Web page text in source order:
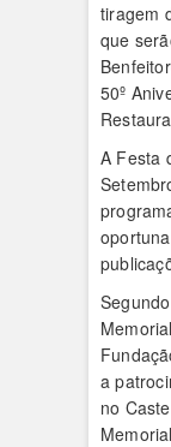
tiragem
que
50º
A Festa
a
no